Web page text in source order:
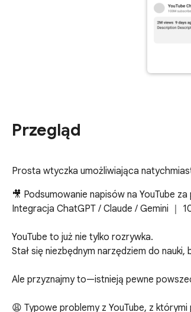
Przegląd
Prosta wtyczka umożliwiająca
🎥 Podsumowanie napisów na YouTube
Integracja ChatGPT / Claude / Gemini ｜
YouTube to już nie tylko rozrywka.
Stał się niezbędnym narzędziem do
Ale przyznajmy to—istnieją pewne
😩 Typowe problemy z YouTube, z